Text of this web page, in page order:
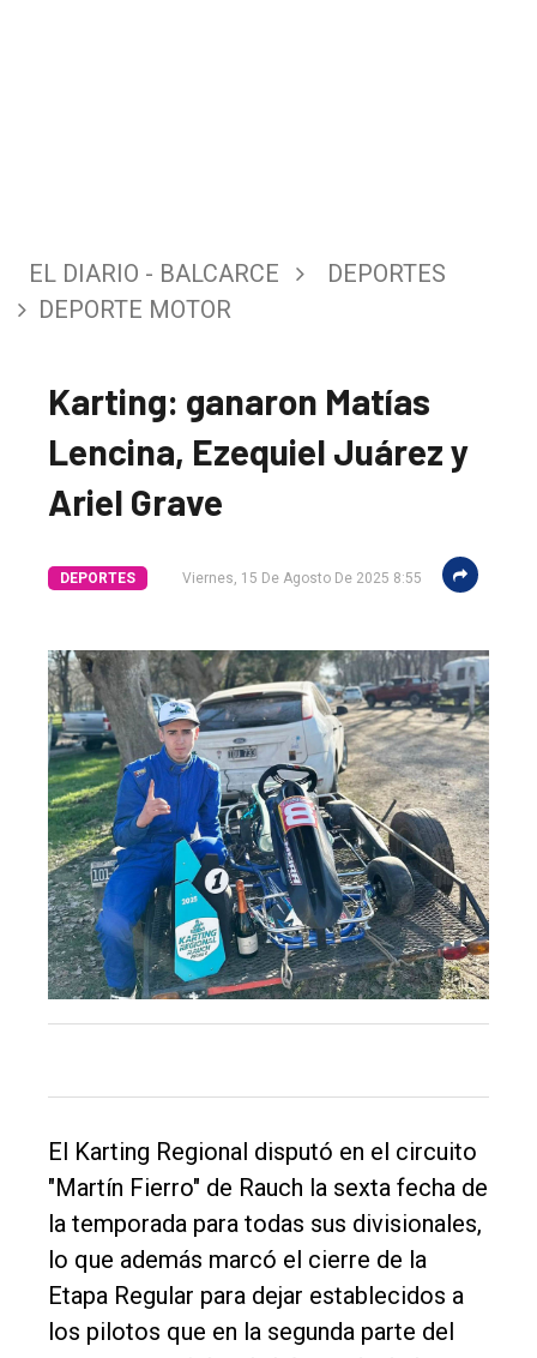
EL DIARIO - BALCARCE
DEPORTES
DEPORTE MOTOR
Karting: ganaron Matías
Lencina, Ezequiel Juárez y
Ariel Grave
DEPORTES Viernes, 15 De Agosto De 2025 8:55
El Karting Regional disputó en el circuito
"Martín Fierro" de Rauch la sexta fecha de
la temporada para todas sus divisionales,
lo que además marcó el cierre de la
Etapa Regular para dejar establecidos a
los pilotos que en la segunda parte del